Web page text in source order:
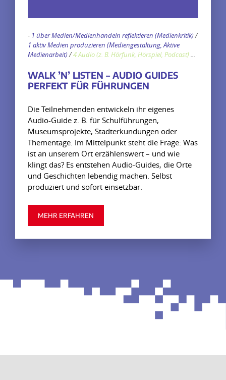
- 1 über Medien/Medienhandeln reflektieren (Medienkritik)/
1 aktiv Medien produzieren (Mediengestaltung, Aktive
Medienarbeit)/4 Audio (z. B. Hörfunk, Hörspiel, Podcast) ...
WALK ’N’ LISTEN – AUDIO GUIDES
PERFEKT FÜR FÜHRUNGEN
Die Teilnehmenden entwickeln ihr eigenes
Audio-Guide z. B. für Schulführungen,
Museumsprojekte, Stadterkundungen oder
Thementage. Im Mittelpunkt steht die Frage: Was
ist an unserem Ort erzählenswert – und wie
klingt das? Es entstehen Audio-Guides, die Orte
und Geschichten lebendig machen. Selbst
produziert und sofort einsetzbar.
MEHR ERFAHREN